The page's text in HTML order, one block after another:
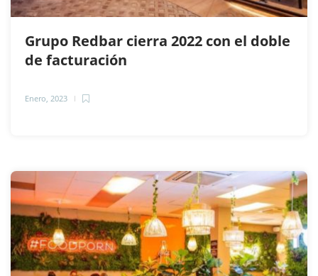
Grupo Redbar cierra 2022 con el doble
de facturación
Enero, 2023